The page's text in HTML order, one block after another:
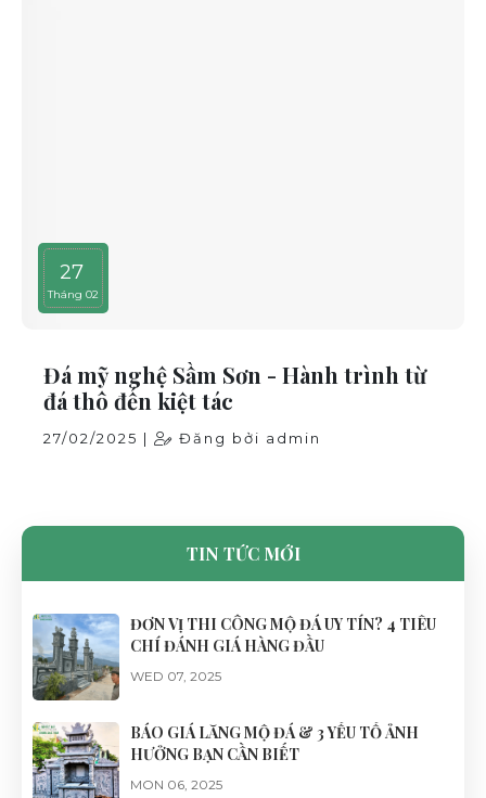
27
Tháng 02
Đá mỹ nghệ Sầm Sơn - Hành trình từ
đá thô đến kiệt tác
27/02/2025 | Đăng bởi admin
TIN TỨC MỚI
ĐƠN VỊ THI CÔNG MỘ ĐÁ UY TÍN? 4 TIÊU
CHÍ ĐÁNH GIÁ HÀNG ĐẦU
WED 07, 2025
BÁO GIÁ LĂNG MỘ ĐÁ & 3 YẾU TỐ ẢNH
HƯỞNG BẠN CẦN BIẾT
MON 06, 2025